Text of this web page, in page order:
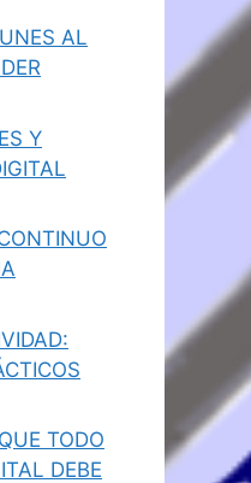
AL
Y
TODO
DEBE